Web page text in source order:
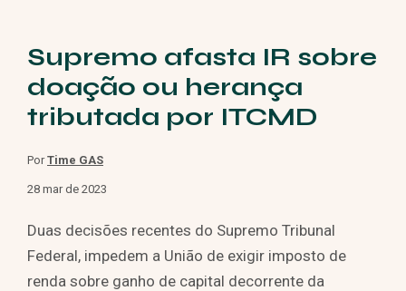
Supremo afasta IR sobre
doação ou herança
tributada por ITCMD
PorTime GAS
28 mar de 2023
Duas decisões recentes do Supremo Tribunal
Federal, impedem a União de exigir imposto de
renda sobre ganho de capital decorrente da